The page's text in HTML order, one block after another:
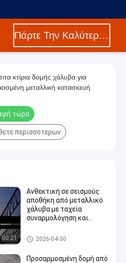
Πάρτε Την Καλύτερη Τιμή
κτίρια δομής χάλυβα για
μεταλλική κατασκευή
τώρα
περισσότερων
00:21
Ανθεκτική σε σεισμούς
αποθήκη από μεταλλικό
χάλυβα με ταχεία
συναρμολόγηση και
Κτίριο μεταλλικών κατασκε
υών
2026-04-30
Προσαρμοσμένη δομή από